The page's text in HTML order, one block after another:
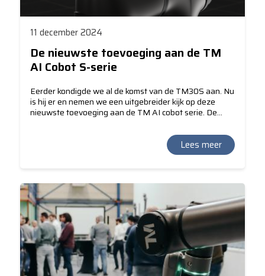
11 december 2024
De nieuwste toevoeging aan de TM
AI Cobot S-serie
Eerder kondigde we al de komst van de TM30S aan. Nu
is hij er en nemen we een uitgebreider kijk op deze
nieuwste toevoeging aan de TM AI cobot serie. De
zwaardere werkstukken te hanteren bij pick & place-
toepassingen, met een maximale payload van 30 kg en
een bereik van 1702 mm. Vergeleken met andere
en is hij lichter van gewicht.
Lees meer